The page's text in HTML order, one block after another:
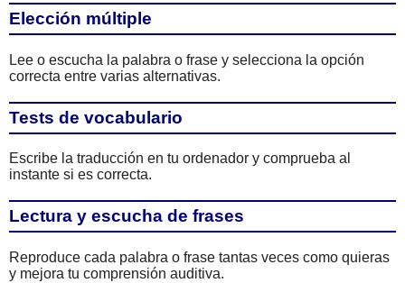
Elección múltiple
Lee o escucha la palabra o frase y selecciona la opción
correcta entre varias alternativas.
Tests de vocabulario
Escribe la traducción en tu ordenador y comprueba al
instante si es correcta.
Lectura y escucha de frases
Reproduce cada palabra o frase tantas veces como quieras
y mejora tu comprensión auditiva.